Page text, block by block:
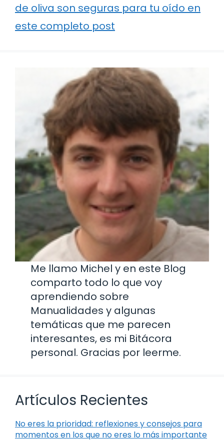
de oliva son seguras para tu oído en
este completo post
Me llamo Michel y en este Blog
comparto todo lo que voy
aprendiendo sobre
Manualidades y algunas
temáticas que me parecen
interesantes, es mi Bitácora
personal. Gracias por leerme.
Artículos Recientes
No eres la prioridad: reflexiones y consejos para
momentos en los que no eres lo más importante